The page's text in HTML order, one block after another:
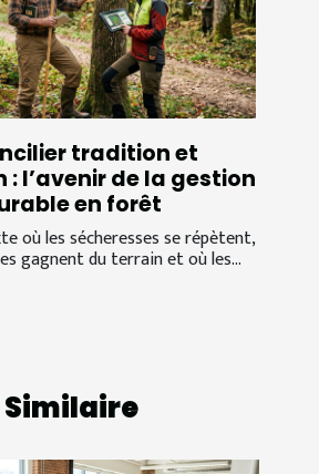
tradition et
l’avenir de la gestion
en forêt
où les sécheresses se répètent,
gagnent du terrain et où les...
Similaire